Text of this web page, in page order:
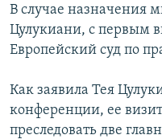
поискуАРМЕНИЯ
АЗЕРБАЙДЖАН
ПОЛИТИКА
ЭКОНОМИКА
КУЛЬТУРА
СПОРТ
РУБРИКИ
НЕКРУГЛЫЙ СТОЛ
ПОЗИЦИЯ
БЛОГИ
МУЛЬТИМЕДИА
ФОТО
ПОДКАСТЫ
АРХИВ РАДИОПРОГРАММЫ
ПРИСОЕДИНЯЙТЕСЬ!
В случае назначения
Цулукиани, с первым
Европейский суд по
Как заявила Тея
конференции, ее визит
преследовать две